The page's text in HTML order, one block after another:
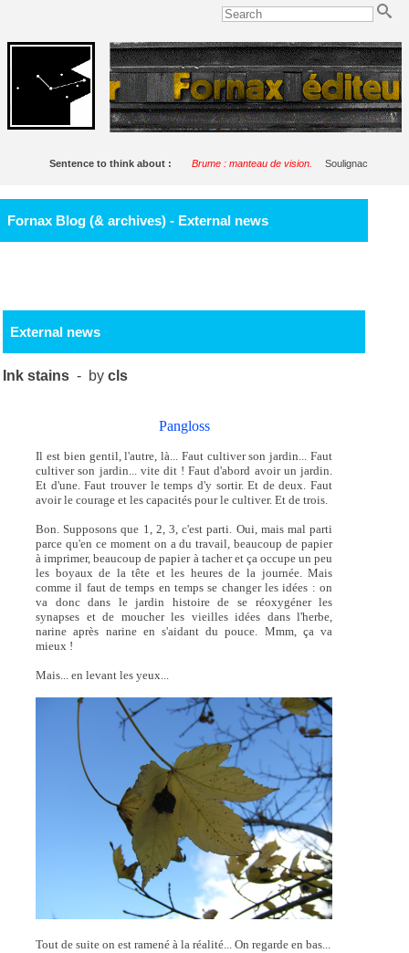
Sentence to think about : Brume : manteau de vision. Soulignac
Fornax Blog (& archives) - External news
External news
Ink stains - bycls
Pangloss
Il est bien gentil, l'autre, là... Faut cultiver son jardin... Faut
cultiver son jardin... vite dit ! Faut d'abord avoir un jardin.
Et d'une. Faut trouver le temps d'y sortir. Et de deux. Faut
avoir le courage et les capacités pour le cultiver. Et de trois.
Bon. Supposons que 1, 2, 3, c'est parti. Oui, mais mal parti
parce qu'en ce moment on a du travail, beaucoup de papier
à imprimer, beaucoup de papier à tacher et ça occupe un peu
les boyaux de la tête et les heures de la journée. Mais
comme il faut de temps en temps se changer les idées : on
va donc dans le jardin histoire de se réoxygéner les
synapses et de moucher les vieilles idées dans l'herbe,
narine après narine en s'aidant du pouce. Mmm, ça va
mieux !
Mais... en levant les yeux...
Tout de suite on est ramené à la réalité... On regarde en bas...